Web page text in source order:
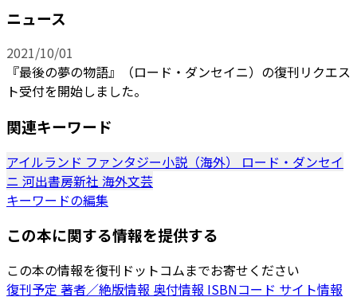
ニュース
2021/10/01
『最後の夢の物語』（ロード・ダンセイニ）の復刊リクエス
ト受付を開始しました。
関連キーワード
アイルランド ファンタジー小説（海外） ロード・ダンセイ
ニ 河出書房新社 海外文芸
キーワードの編集
この本に関する情報を提供する
この本の情報を復刊ドットコムまでお寄せください
復刊予定 著者／絶版情報 奥付情報 ISBNコード サイト情報